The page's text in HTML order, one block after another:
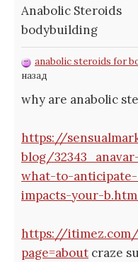
Anabolic Steroids
bodybuilding
anabolic steroids for
назад
why are anabolic
https://
blog/
what-to-
impacts-your-
https://itimez.com/
page=about craze